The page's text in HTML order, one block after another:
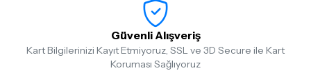
Güvenli Alışveriş
Kart Bilgilerinizi Kayıt Etmiyoruz, SSL ve 3D Secure ile Kart
Koruması Sağlıyoruz